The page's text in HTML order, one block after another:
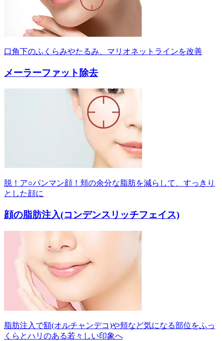
口角下のふくらみやたるみ、マリオネットラインを改善
メーラーファット除去
脱！ア○パンマン顔！頬の余分な脂肪を減らして、すっきり
とした顔に
顔の脂肪注入(コンデンスリッチフェイス)
脂肪注入で額(オルチャンデコ)や頬など気になる部位をふっ
くらとハリのある若々しい印象へ